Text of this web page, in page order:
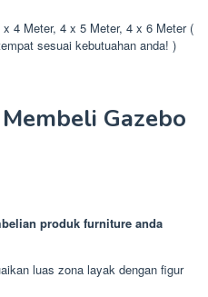
4 Meter, 4 x 5 Meter, 4 x 6 Meter (
sesuai kebutuahan anda! )
Gazebo
produk furniture anda
luas zona layak dengan figur